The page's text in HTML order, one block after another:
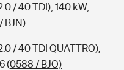
/ 40 TDI), 140 kW,
BJN)
/ 40 TDI QUATTRO),
(0588 / BJO)